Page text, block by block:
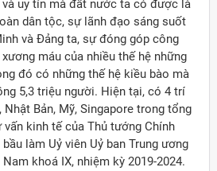
uy tín mà đất nước ta có được là
dân tộc, sự lãnh đạo sáng suốt
và Đảng ta, sự đóng góp công
máu của nhiều thế hệ những
đó có những thế hệ kiều bào mà
5,3 triệu người. Hiện tại, có 4 trí
Bản, Mỹ, Singapore trong tổng
kinh tế của Thủ tướng Chính
làm Uỷ viên Uỷ ban Trung ương
khoá IX, nhiệm kỳ 2019-2024.